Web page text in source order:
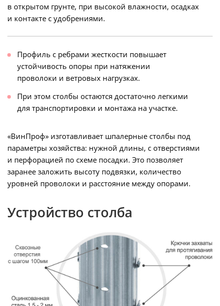
в открытом грунте, при высокой влажности, осадках
и контакте с удобрениями.
Профиль с ребрами жесткости повышает
устойчивость опоры при натяжении
проволоки и ветровых нагрузках.
При этом столбы остаются достаточно легкими
для транспортировки и монтажа на участке.
«ВинПроф» изготавливает шпалерные столбы под
параметры хозяйства: нужной длины, с отверстиями
и перфорацией по схеме посадки. Это позволяет
заранее заложить высоту подвязки, количество
уровней проволоки и расстояние между опорами.
Устройство столба